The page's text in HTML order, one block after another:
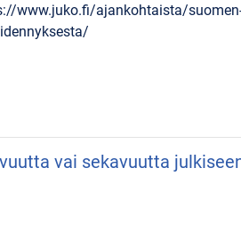
www.juko.fi/ajankohtaista/
vai sekavuutta